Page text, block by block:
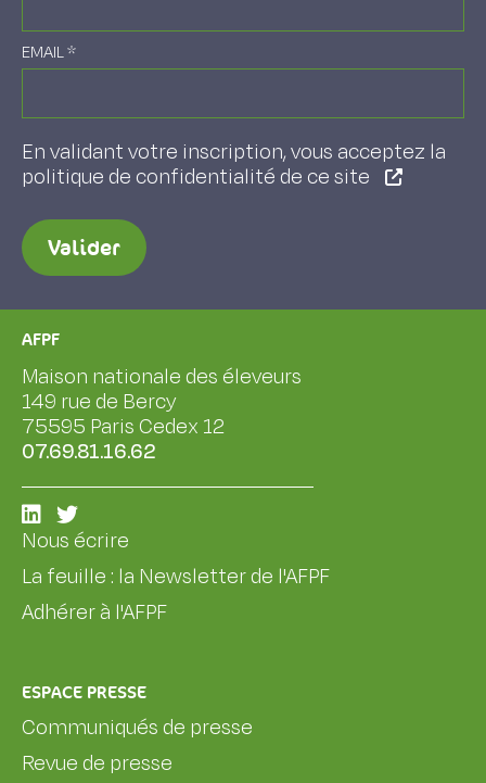
EMAIL*
En validant votre inscription, vous acceptez la
politique de confidentialité de ce site
Valider
AFPF
Maison nationale des éleveurs
149 rue de Bercy
75595 Paris Cedex 12
07.69.81.16.62
Nous écrire
La feuille : la Newsletter de l'AFPF
Adhérer à l'AFPF
ESPACE PRESSE
Communiqués de presse
Revue de presse